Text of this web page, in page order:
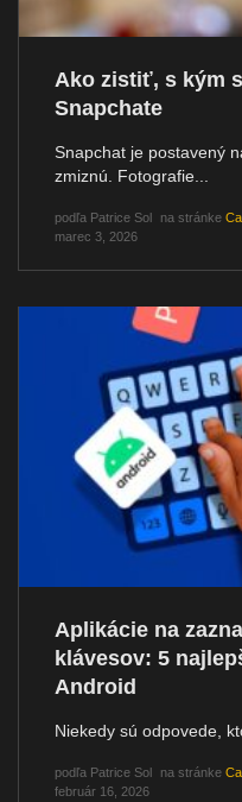
Ako zistiť, s kým
Snapchate
Snapchat je postavený
zmiznú. Fotografie...
podľa Patrice Sol na stránke
marec 3, 2026
Aplikácie na
klávesov: 5
Android
Niekedy sú odpovede,
podľa Patrice Sol na stránke
február 16, 2026